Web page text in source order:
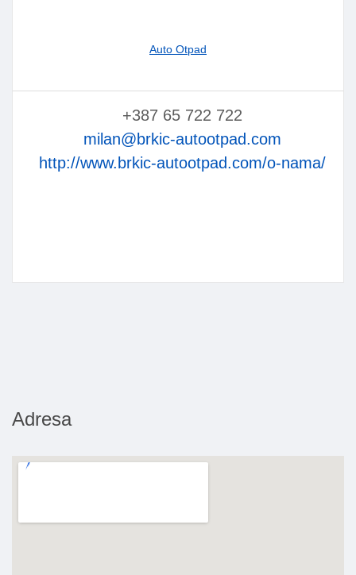
Auto Otpad
+387 65 722 722
milan@brkic-autootpad.com
http://www.brkic-autootpad.com/o-nama/
Adresa